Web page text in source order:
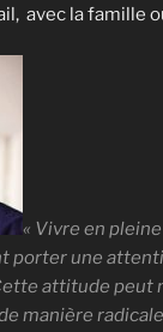
avec la famille
« Vivre en
porter une
attitude peut
manière